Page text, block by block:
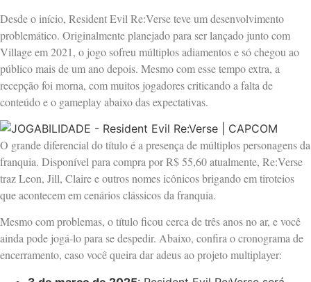
Desde o início, Resident Evil Re:Verse teve um desenvolvimento
problemático. Originalmente planejado para ser lançado junto com
Village em 2021, o jogo sofreu múltiplos adiamentos e só chegou ao
público mais de um ano depois. Mesmo com esse tempo extra, a
recepção foi morna, com muitos jogadores criticando a falta de
conteúdo e o gameplay abaixo das expectativas.
O grande diferencial do título é a presença de múltiplos personagens da
franquia. Disponível para compra por R$ 55,60 atualmente, Re:Verse
traz Leon, Jill, Claire e outros nomes icônicos brigando em tiroteios
que acontecem em cenários clássicos da franquia.
Mesmo com problemas, o título ficou cerca de três anos no ar, e você
ainda pode jogá-lo para se despedir. Abaixo, confira o cronograma de
encerramento, caso você queira dar adeus ao projeto multiplayer: